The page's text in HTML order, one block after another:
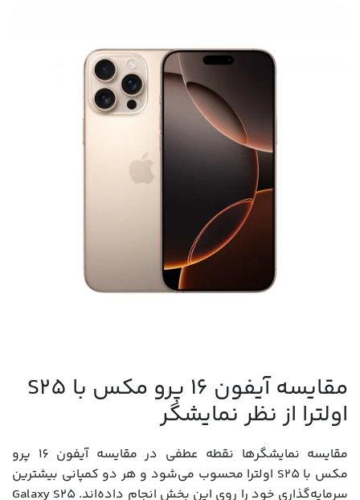
مقایسه آیفون 16 پرو مکس با S25
اولترا از نظر نمایشگر
مقایسه نمایشگرها نقطه عطفی در مقایسه آیفون 16 پرو
مکس با S25 اولترا محسوب می‌شود و هر دو کمپانی بیشترین
سرمایه‌گذاری خود را روی این بخش انجام داده‌اند. Galaxy S25